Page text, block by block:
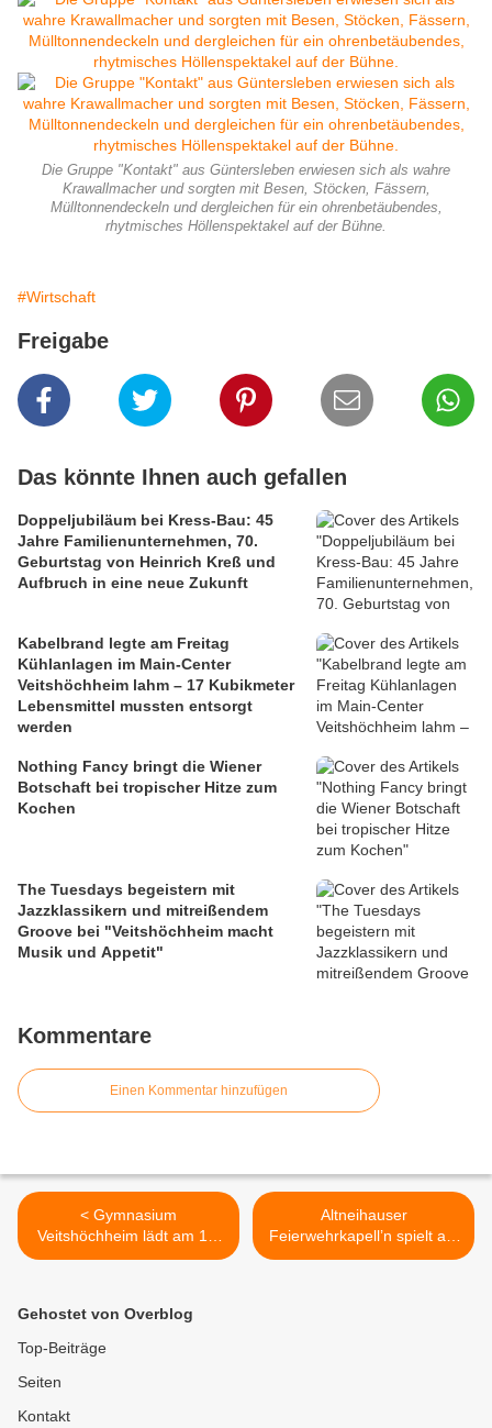
Die Gruppe "Kontakt" aus Güntersleben erwiesen sich als wahre
Krawallmacher und sorgten mit Besen, Stöcken, Fässern,
Mülltonnendeckeln und dergleichen für ein ohrenbetäubendes,
rhytmisches Höllenspektakel auf der Bühne.
#Wirtschaft
Freigabe
Das könnte Ihnen auch gefallen
Doppeljubiläum bei Kress-Bau: 45
Jahre Familienunternehmen, 70.
Geburtstag von Heinrich Kreß und
Aufbruch in eine neue Zukunft
Kabelbrand legte am Freitag
Kühlanlagen im Main-Center
Veitshöchheim lahm – 17 Kubikmeter
Lebensmittel mussten entsorgt
werden
Nothing Fancy bringt die Wiener
Botschaft bei tropischer Hitze zum
Kochen
The Tuesdays begeistern mit
Jazzklassikern und mitreißendem
Groove bei "Veitshöchheim macht
Musik und Appetit"
Kommentare
Einen Kommentar hinzufügen
< Gymnasium
Veitshöchheim lädt am 15.
April ein zur
Altneihauser
Feierwehrkapell’n spielt am
16. April in Veitshöchheim
Gehostet von Overblog
Top-Beiträge
Seiten
Kontakt